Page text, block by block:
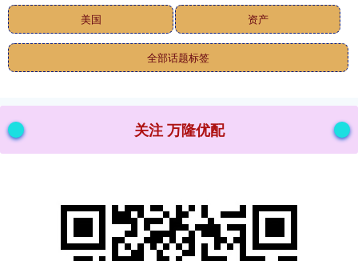
美国 资产
全部话题标签
关注 万隆优配